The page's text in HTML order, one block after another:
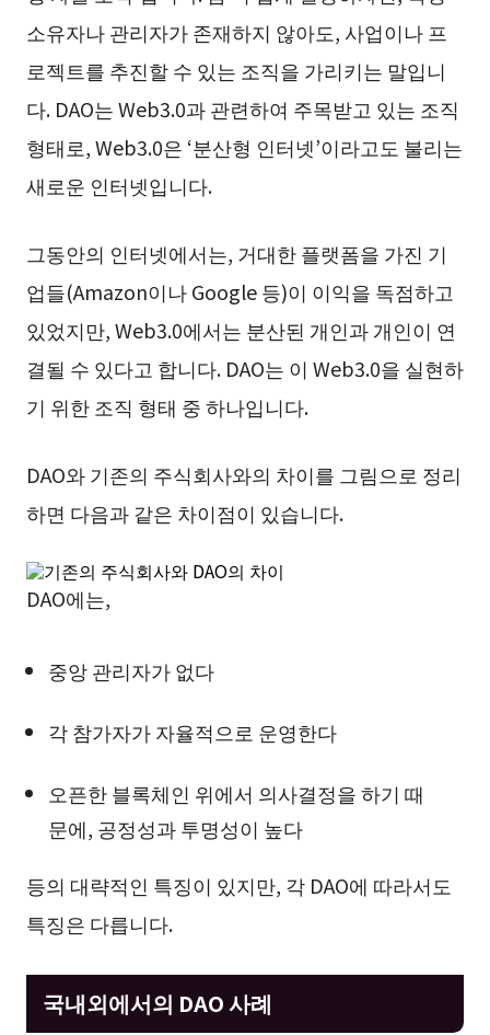
소유자나 관리자가 존재하지 않아도, 사업이나 프
로젝트를 추진할 수 있는 조직을 가리키는 말입니
다. DAO는 Web3.0과 관련하여 주목받고 있는 조직
형태로, Web3.0은 ‘분산형 인터넷’이라고도 불리는
새로운 인터넷입니다.
그동안의 인터넷에서는, 거대한 플랫폼을 가진 기
업들(Amazon이나 Google 등)이 이익을 독점하고
있었지만, Web3.0에서는 분산된 개인과 개인이 연
결될 수 있다고 합니다. DAO는 이 Web3.0을 실현하
기 위한 조직 형태 중 하나입니다.
DAO와 기존의 주식회사와의 차이를 그림으로 정리
하면 다음과 같은 차이점이 있습니다.
DAO에는,
중앙 관리자가 없다
각 참가자가 자율적으로 운영한다
오픈한 블록체인 위에서 의사결정을 하기 때
문에, 공정성과 투명성이 높다
등의 대략적인 특징이 있지만, 각 DAO에 따라서도
특징은 다릅니다.
국내외에서의 DAO 사례